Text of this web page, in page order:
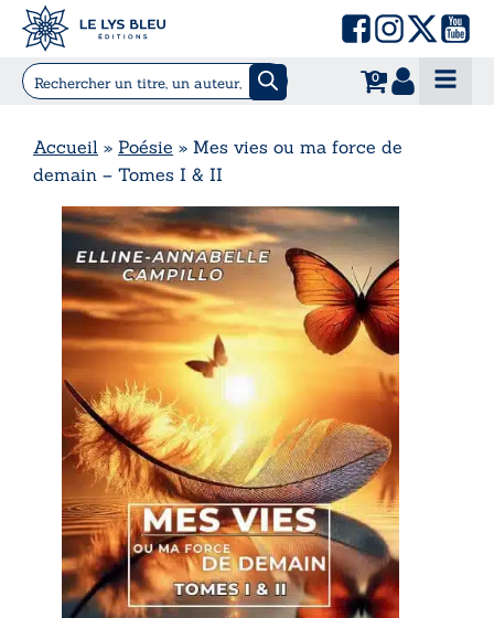
0
Accueil » Poésie » Mes vies ou ma force de
demain – Tomes I & II